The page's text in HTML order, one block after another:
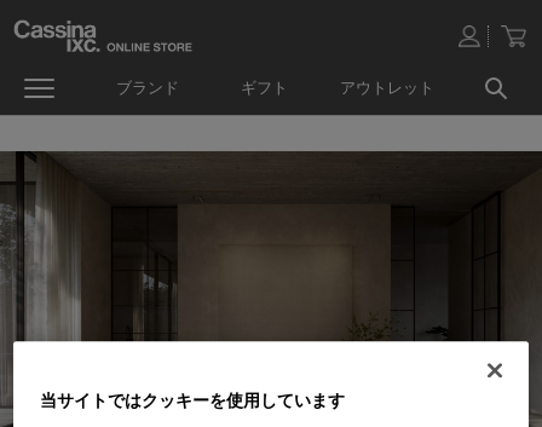
ブランド ギフト アウトレット
当サイトではクッキーを使用しています